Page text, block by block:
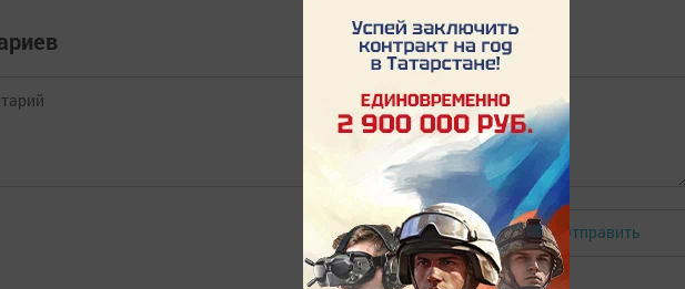
Авторизоваться Отправить